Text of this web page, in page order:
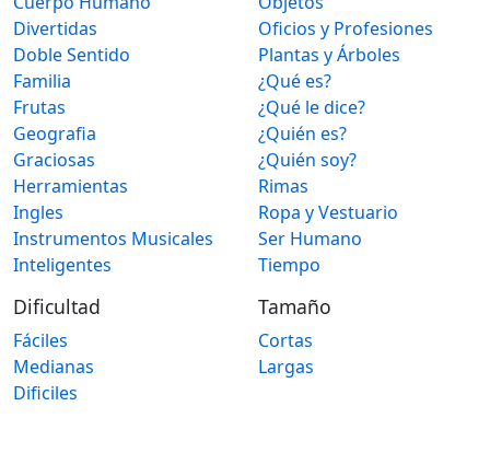
Divertidas
Doble Sentido
Familia
Frutas
Geografia
Graciosas
Herramientas
Ingles
Instrumentos Musicales
Inteligentes
Oficios y Profesiones
Plantas y Árboles
¿Qué es?
¿Qué le dice?
¿Quién es?
¿Quién soy?
Rimas
Ropa y Vestuario
Ser Humano
Tiempo
Dificultad
Fáciles
Medianas
Dificiles
Tamaño
Cortas
Largas